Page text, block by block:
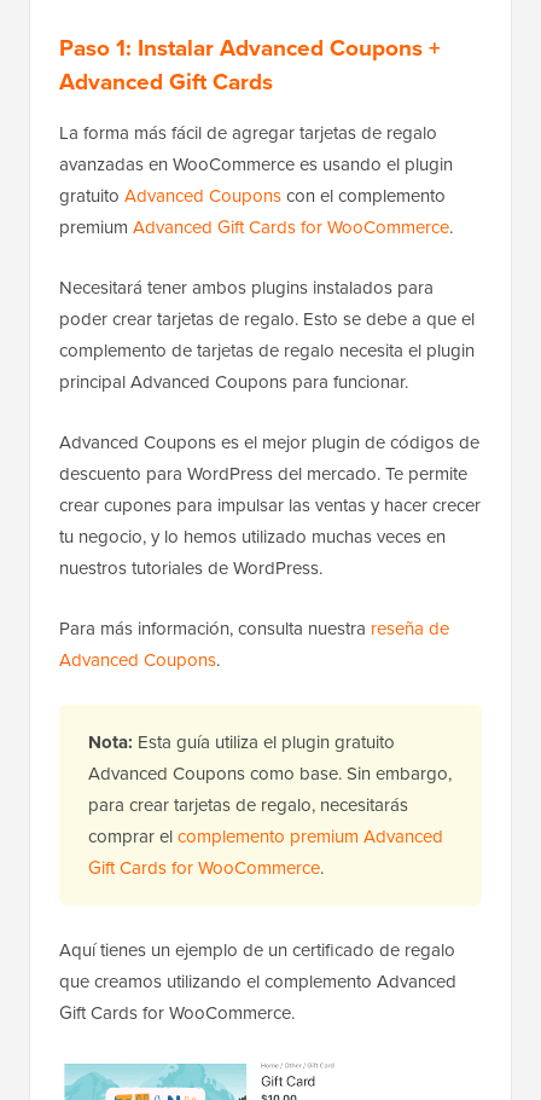
Paso 1: Instalar Advanced Coupons +
Advanced Gift Cards
La forma más fácil de agregar tarjetas de regalo
avanzadas en WooCommerce es usando el plugin
gratuito Advanced Couponscon el complemento
premium Advanced Gift Cards for WooCommerce.
Necesitará tener ambos plugins instalados para
poder crear tarjetas de regalo. Esto se debe a que el
complemento de tarjetas de regalo necesita el plugin
principal Advanced Coupons para funcionar.
Advanced Coupons es el mejor plugin de códigos de
descuento para WordPress del mercado. Te permite
crear cupones para impulsar las ventas y hacer crecer
tu negocio, y lo hemos utilizado muchas veces en
nuestros tutoriales de WordPress.
Para más información, consulta nuestra reseña de
Advanced Coupons.
Nota: Esta guía utiliza el plugin gratuito
Advanced Coupons como base. Sin embargo,
para crear tarjetas de regalo, necesitarás
comprar elcomplemento premium Advanced
Gift Cards for WooCommerce.
Aquí tienes un ejemplo de un certificado de regalo
que creamos utilizando el complemento Advanced
Gift Cards for WooCommerce.